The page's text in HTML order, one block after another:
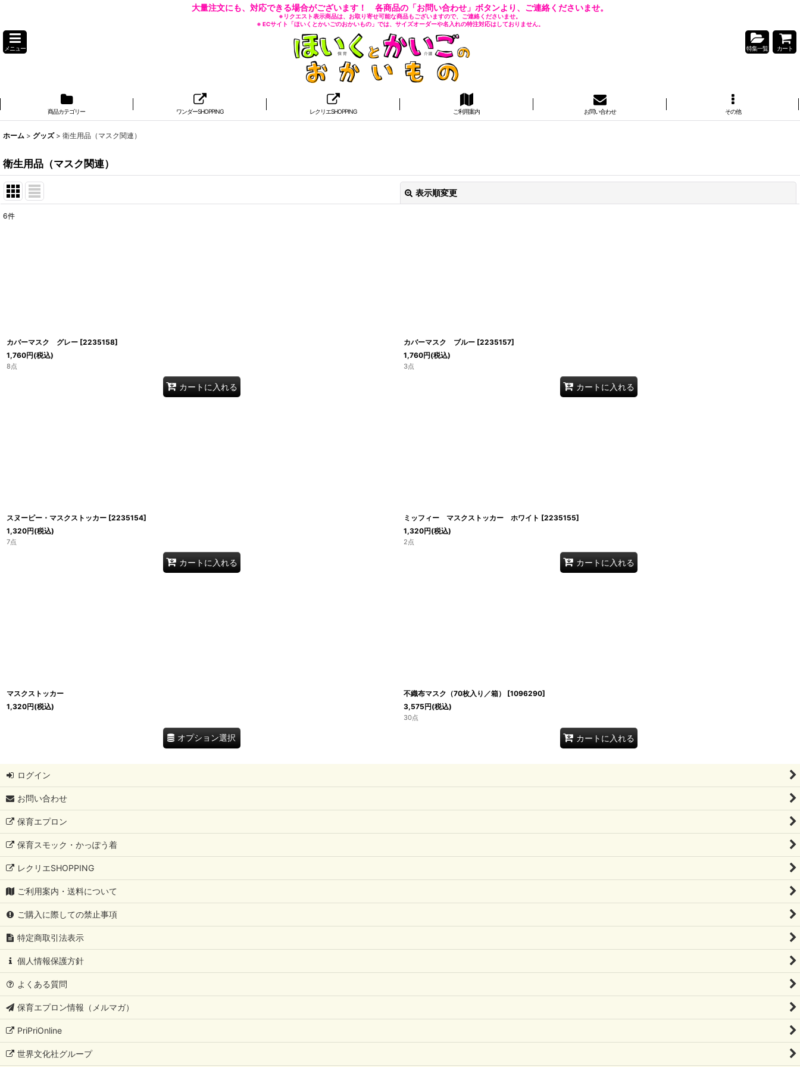
大量注文にも、対応できる場合がございます！ 各商品の「お問い合わせ」ボタンより、ご連絡くださいませ。
※リクエスト表示商品は、お取り寄せ可能な商品もございますので、ご連絡くださいませ。
※ ECサイト「ほいくとかいごのおかいもの」では、サイズオーダーや名入れの特注対応はしておりません。
メニュー 特集一覧 カート
商品カテゴリー ワンダーSHOPPING レクリエSHOPPING ご利用案内 お問い合わせ その他
ホーム > グッズ > 衛生用品（マスク関連）
衛生用品（マスク関連）
表示順変更
6件
カバーマスク グレー [2235158]
1,760円(税込)
8点
カートに入れる
カバーマスク ブルー [2235157]
1,760円(税込)
3点
カートに入れる
スヌーピー・マスクストッカー [2235154]
1,320円(税込)
7点
カートに入れる
ミッフィー マスクストッカー ホワイト [2235155]
1,320円(税込)
2点
カートに入れる
マスクストッカー
1,320円(税込)
オプション選択
不織布マスク（70枚入り／箱） [1096290]
3,575円(税込)
30点
カートに入れる
ログイン
お問い合わせ
保育エプロン
保育スモック・かっぽう着
レクリエSHOPPING
ご利用案内・送料について
ご購入に際しての禁止事項
特定商取引法表示
個人情報保護方針
よくある質問
保育エプロン情報（メルマガ）
PriPriOnline
世界文化社グループ